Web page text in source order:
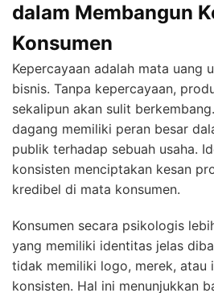
dalam Membangun
Konsumen
Kepercayaan adalah mata uang
bisnis. Tanpa kepercayaan,
sekalipun akan sulit
dagang memiliki peran besar
publik terhadap sebuah usaha.
konsisten menciptakan kesan
kredibel di mata konsumen.
Konsumen secara psikologis
yang memiliki identitas jelas
tidak memiliki logo, merek, atau
konsisten. Hal ini menunjukkan